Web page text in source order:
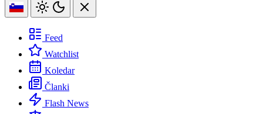
Feed
Watchlist
Koledar
Članki
Flash News